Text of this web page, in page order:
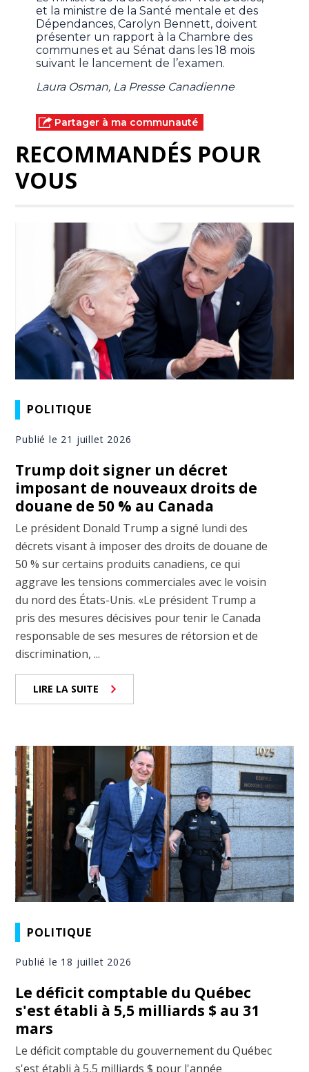
et la ministre de la Santé mentale et des
Dépendances, Carolyn Bennett, doivent
présenter un rapport à la Chambre des
communes et au Sénat dans les 18 mois
suivant le lancement de l’examen.
Laura Osman, La Presse Canadienne
Partager à ma communauté
RECOMMANDÉS POUR
VOUS
POLITIQUE
Publié le 21 juillet 2026
Trump doit signer un décret
imposant de nouveaux droits de
douane de 50 % au Canada
Le président Donald Trump a signé lundi des
décrets visant à imposer des droits de douane de
50 % sur certains produits canadiens, ce qui
aggrave les tensions commerciales avec le voisin
du nord des États-Unis. «Le président Trump a
pris des mesures décisives pour tenir le Canada
responsable de ses mesures de rétorsion et de
discrimination, ...
LIRE LA SUITE
POLITIQUE
Publié le 18 juillet 2026
Le déficit comptable du Québec
s'est établi à 5,5 milliards $ au 31
mars
Le déficit comptable du gouvernement du Québec
s'est établi à 5,5 milliards $ pour l'année